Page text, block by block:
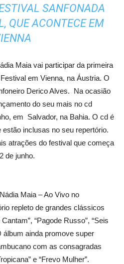
SANFONADA
QUE ACONTECE EM
Maia vai participar da primeira
em Vienna, na Áustria. O
Derico Alves. Na ocasião
do seu mais no cd
em Salvador, na Bahia. O cd é
inclusas no seu repertório.
atrações do festival que começa
de junho.
Maia – Ao Vivo no
repleto de grandes clássicos
“Pagode Russo”, “Seis
ainda promove super
com as consagradas
e “Frevo Mulher”.